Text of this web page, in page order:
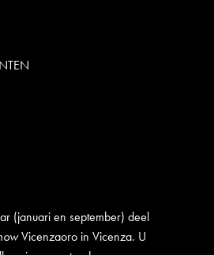
(januari en september) deel
Vicenzaoro in Vicenza. U